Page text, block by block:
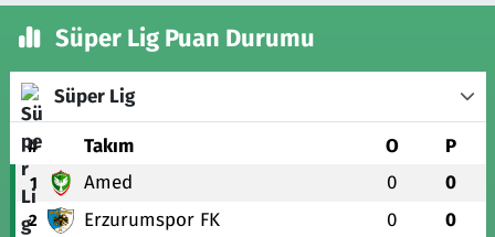
Süper Lig Puan Durumu
Süper Lig
# Takım O P
1 Amed 0 0
2 Erzurumspor FK 0 0